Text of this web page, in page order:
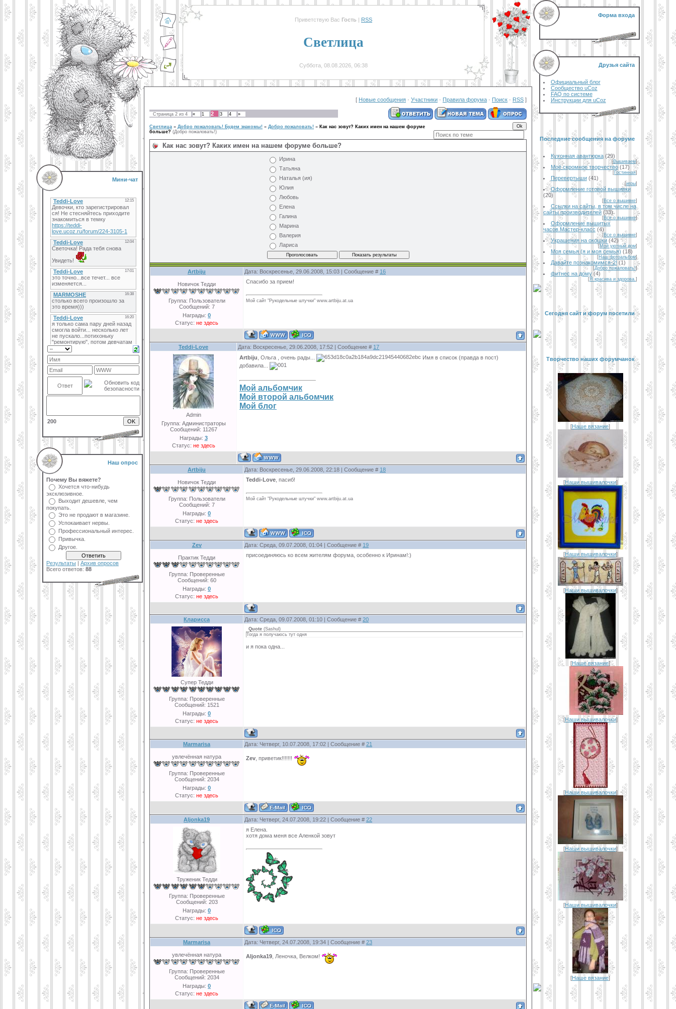
Мини-чат
200
Наш опрос
Почему Вы вяжете?
Хочется что-нибудь
эксклюзивное.
Выходит дешевле, чем
покупать.
Это не продают в магазине.
Успокаивает нервы.
Профессиональный интерес.
Привычка.
Другое.
Результаты | Архив опросов
Всего ответов: 88
Приветствую Вас Гость | RSS
Светлица
Суббота, 08.08.2026, 06:38
[ Новые сообщения · Участники · Правила форума · Поиск · RSS ]
Страница 2 из 4 « 1 2 3 4 »
Светлица » Добро пожаловать! Будем знакомы! » Добро пожаловать! » Как нас зовут? Каких имен на нашем форуме
больше? (Добро пожаловать!)
Как нас зовут? Каких имен на нашем форуме больше?
Ирина
Татьяна
Наталья (ия)
Юлия
Любовь
Елена
Галина
Марина
Валерия
Лариса
Artbiju Дата: Воскресенье, 29.06.2008, 15:03 | Сообщение # 16
Новичoк Тедди
Группа: Пользователи
Сообщений: 7
Награды: 0
Статус: не здесь
Спасибо за прием!
Мой сайт "Рукодельные штучки" www.artbiju.at.ua
Teddi-Love Дата: Воскресенье, 29.06.2008, 17:52 | Сообщение # 17
Admin
Группа: Администраторы
Сообщений: 11267
Награды: 3
Статус: не здесь
Artbiju , Ольга , очень рады...
Имя в список (правда в пост)
добавила...
Мой альбомчик
Мой второй альбомчик
Мой блог
Artbiju Дата: Воскресенье, 29.06.2008, 22:18 | Сообщение # 18
Новичoк Тедди
Группа: Пользователи
Сообщений: 7
Награды: 0
Статус: не здесь
Teddi-Love , пасиб!
Мой сайт "Рукодельные штучки" www.artbiju.at.ua
Zev Дата: Среда, 09.07.2008, 01:04 | Сообщение # 19
Практик Тедди
Группа: Проверенные
Сообщений: 60
Награды: 0
Статус: не здесь
присоединяюсь ко всем жителям форума, особенно к Иринам!:)
Кларисса Дата: Среда, 09.07.2008, 01:10 | Сообщение # 20
Супер Тедди
Группа: Проверенные
Сообщений: 1521
Награды: 0
Статус: не здесь
Quote (Sashul )
Тогда я получаюсь тут одня
и я пока одна...
Marmarisa Дата: Четверг, 10.07.2008, 17:02 | Сообщение # 21
увлечённая натура
Группа: Проверенные
Сообщений: 2034
Награды: 0
Статус: не здесь
Zev , приветик!!!!!!!
Aljonka19 Дата: Четверг, 24.07.2008, 19:22 | Сообщение # 22
Труженик Тедди
Группа: Проверенные
Сообщений: 203
Награды: 0
Статус: не здесь
я Елена.
хотя дома меня все Аленкой зовут
Marmarisa Дата: Четверг, 24.07.2008, 19:34 | Сообщение # 23
увлечённая натура
Группа: Проверенные
Сообщений: 2034
Награды: 0
Статус: не здесь
Aljonka19 , Леночка, Велком!
Форма входа
Друзья сайта
Официальный блог
Сообщество uCoz
FAQ по системе
Инструкции для uCoz
Последние сообщения на форуме
Кухонная авантюрка (29)
[Вышиваем]
Моё скромное творчество (17)
[Гостинная]
Перевертыши (41)
[игры]
Оформление готовой вышивки
(20)
[Все о вышивке]
Ссылки на сайты, в том числе на
сайты производителей (33)
[Все о вышивке]
Оформление вышитых
часов.Мастер-класс (4)
[Все о вышивке]
Украшения на окошки (42)
[Мой уютный дом]
Моя семья (я и моя семья) (18)
[Наш фотоальбом]
Давайте познакомимся-2! (1)
[Добро пожаловать!]
фитнес на дому (4)
[Я красива и здорова.]
Сегодня сайт и форум посетили
Творчество наших форумчанок
[Наше вязание]
[Наши вышивалочки]
[Наши вышивалочки]
[Наши вышивалочки]
[Наше вязание]
[Наши вышивалочки]
[Наши вышивалочки]
[Наши вышивалочки]
[Наши вышивалочки]
[Наше вязание]